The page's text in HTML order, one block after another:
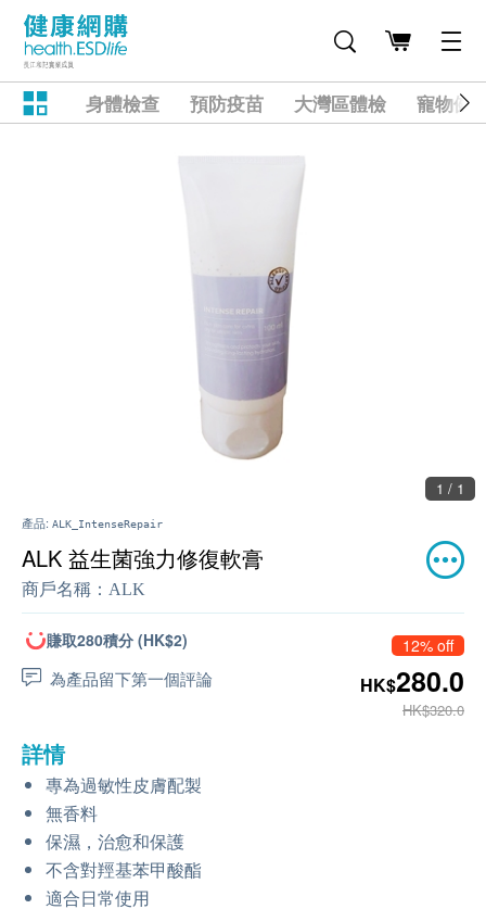
身體檢查 預防疫苗 大灣區體檢 寵物健
1 / 1
產品: ALK_IntenseRepair
ALK 益生菌強力修復軟膏
商戶名稱： ALK
賺取280積分 (HK$2)
為產品留下第一個評論
12% off
HK$280.0
HK$320.0
詳情
專為過敏性皮膚配製
無香料
保濕，治愈和保護
不含對羥基苯甲酸酯
適合日常使用